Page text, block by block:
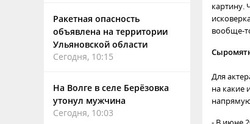
Ракетная опасность
объявлена на территории
Ульяновской области
Сегодня, 10:15
На Волге в селе Берёзовка
утонул мужчина
Сегодня, 10:03
картину.
вообще-
Для
на какие